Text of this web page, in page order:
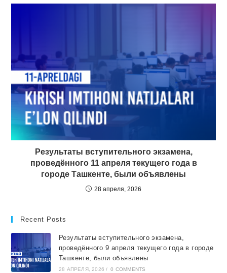
Результаты вступительного экзамена,
проведённого 11 апреля текущего года в
городе Ташкентe, были объявлены
28 апреля, 2026
Recent Posts
Результаты вступительного экзамена,
проведённого 9 апреля текущего года в городе
Ташкентe, были объявлены
28 АПРЕЛЯ, 2026 / 0 COMMENTS